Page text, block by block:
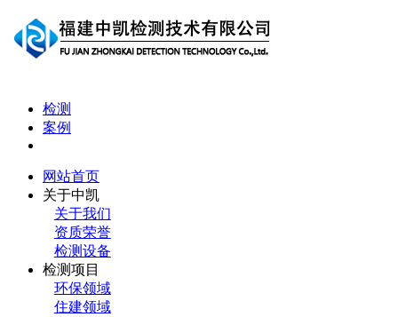
检测
案例
网站首页
关于中凯
关于我们
资质荣誉
检测设备
检测项目
环保领域
住建领域